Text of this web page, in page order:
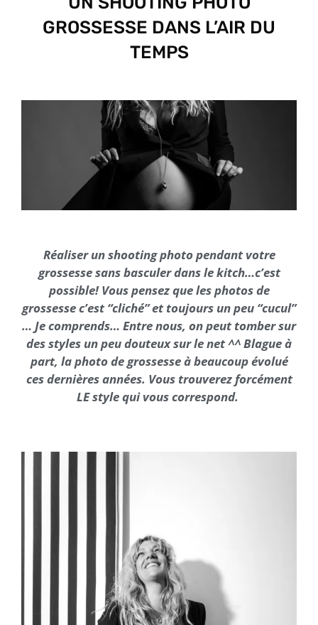
GROSSESSE DANS L’AIR DU
TEMPS
Réaliser un shooting photo pendant votre
grossesse sans basculer dans le kitch…c’est
possible! Vous pensez que les photos de
grossesse c’est “cliché” et toujours un peu “cucul”
… Je comprends… Entre nous, on peut tomber sur
des styles un peu douteux sur le net ^^ Blague à
part, la photo de grossesse à beaucoup évolué
ces dernières années. Vous trouverez forcément
LE style qui vous correspond.